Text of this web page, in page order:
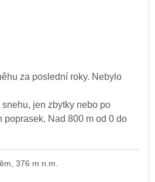
za poslední roky. Nebylo
jen zbytky nebo po
poprasek. Nad 800 m od 0 do
376 m n.m.